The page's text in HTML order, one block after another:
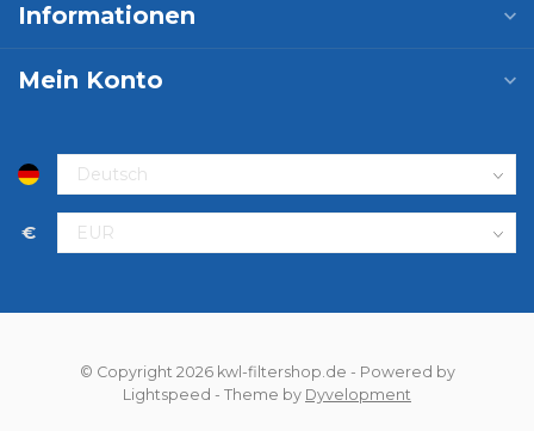
Informationen
Mein Konto
€
© Copyright 2026 kwl-filtershop.de - Powered by
Lightspeed - Theme by Dyvelopment